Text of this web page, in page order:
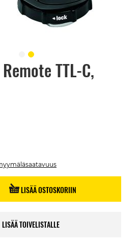
TTL-C,
LISÄÄ OSTOSKORIIN
LISÄÄ TOIVELISTALLE